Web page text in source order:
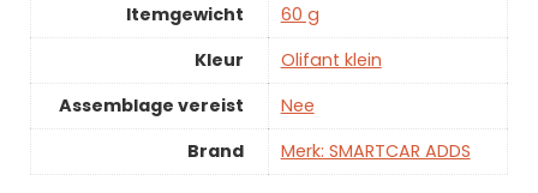
Itemgewicht
60 g
Kleur
Olifant klein
Assemblage vereist
Nee
Brand
Merk: SMARTCAR ADDS